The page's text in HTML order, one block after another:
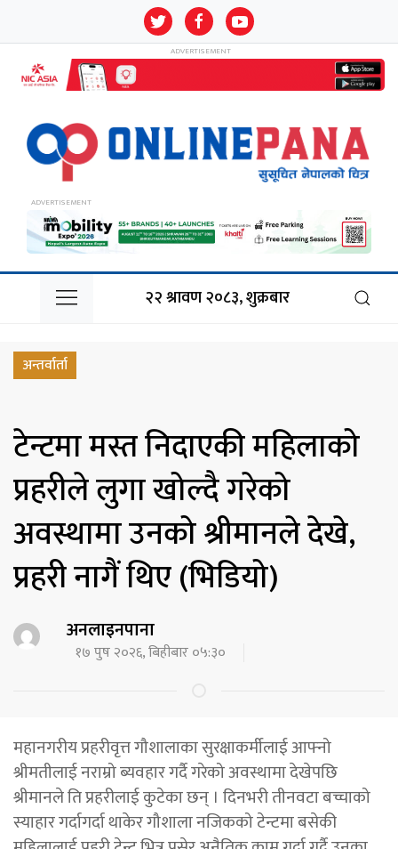
२२ श्रावण २०८३, शुक्रबार
अन्तर्वार्ता
टेन्टमा मस्त निदाएकी महिलाको
प्रहरीले लुगा खोल्दै गरेको
अवस्थामा उनको श्रीमानले देखे,
प्रहरी नागैं थिए (भिडियो)
अनलाइनपाना
१७ पुष २०२६, बिहीबार ०५:३०
महानगरीय प्रहरीवृत्त गौशालाका सुरक्षाकर्मीलाई आफ्नो
श्रीमतीलाई नराम्रो ब्यवहार गर्दै गरेको अवस्थामा देखेपछि
श्रीमानले ति प्रहरीलाई कुटेका छन् । दिनभरी तीनवटा बच्चाको
स्याहार गर्दागर्दा थाकेर गौशाला नजिकको टेन्टमा बसेकी